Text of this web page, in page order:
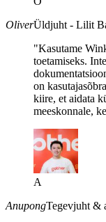
OliverÜldjuht - Lilit
"Kasutame
toetamiseks.
on
kiire, et aidata
meeskonnale,
A
AnupongTegevjuht &